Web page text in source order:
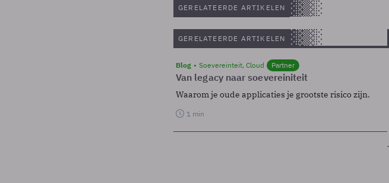
GERELATEERDE ARTIKELEN
GERELATEERDE ARTIKELEN
Blog Soevereinteit, Cloud Partner
Van legacy naar soevereiniteit
Waarom je oude applicaties je grootste risico zijn.
1 min